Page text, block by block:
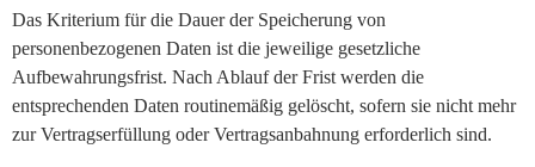
Das Kriterium für die Dauer der Speicherung von
personenbezogenen Daten ist die jeweilige gesetzliche
Aufbewahrungsfrist. Nach Ablauf der Frist werden die
entsprechenden Daten routinemäßig gelöscht, sofern sie nicht mehr
zur Vertragserfüllung oder Vertragsanbahnung erforderlich sind.